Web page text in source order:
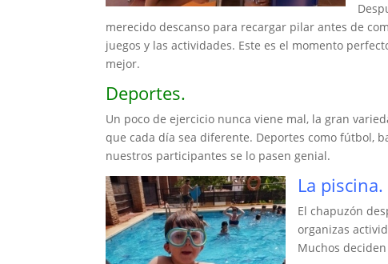
merecido descanso para recargar pilar antes de
juegos y las actividades. Este es el momento
mejor.
Deportes.
Un poco de ejercicio nunca viene mal, la gran
que cada día sea diferente. Deportes como fútbol,
nuestros participantes se lo pasen genial.
La piscina.
El chapuzón
organizas
Muchos